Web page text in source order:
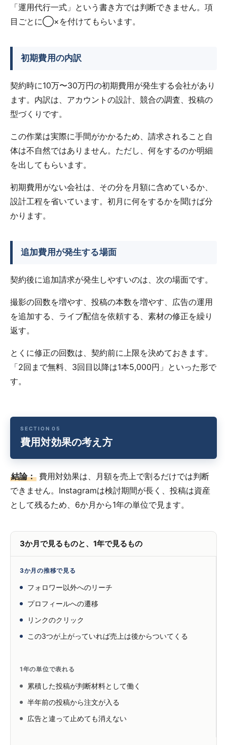
「運用代行一式」という書き方では判断できません。項
目ごとに◯×を付けてもらいます。
初期費用の内訳
契約時に10万〜30万円の初期費用が発生する会社があり
ます。内訳は、アカウントの設計、競合の調査、投稿の
型づくりです。
この作業は実際に手間がかかるため、請求されること自
体は不自然ではありません。ただし、何をするのか明細
を出してもらいます。
初期費用がない会社は、その分を月額に含めているか、
設計工程を省いています。初月に何をするかを聞けば分
かります。
追加費用が発生する場面
契約後に追加請求が発生しやすいのは、次の場面です。
撮影の回数を増やす、投稿の本数を増やす、広告の運用
を追加する、ライブ配信を依頼する、素材の修正を繰り
返す。
とくに修正の回数は、契約前に上限を決めておきます。
「2回まで無料、3回目以降は1本5,000円」といった形で
す。
費用対効果の考え方
結論： 費用対効果は、月額を売上で割るだけでは判断
できません。Instagramは検討期間が長く、投稿は資産
として残るため、6か月から1年の単位で見ます。
3か月で見るものと、1年で見るもの
3か月の推移で見る
フォロワー以外へのリーチ
プロフィールへの遷移
リンクのクリック
この3つが上がっていれば売上は後からついてくる
1年の単位で表れる
累積した投稿が判断材料として働く
半年前の投稿から注文が入る
広告と違って止めても消えない